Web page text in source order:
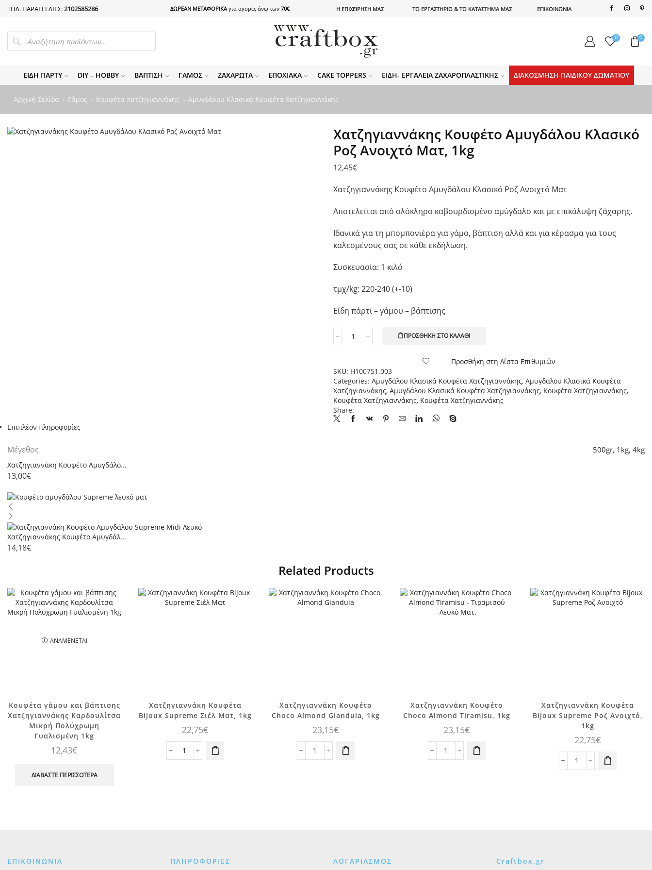
ΤΗΛ. ΠΑΡΑΓΓΕΛΙΕΣ:2102585286 ΔΩΡΕΑΝ ΜΕΤΑΦΟΡΙΚΑ για αγορές άνω των 70€ Η ΕΠΙΧΕΙΡΗΣΗ ΜΑΣ ΤΟ ΕΡΓΑΣΤΗΡΙΟ & ΤΟ ΚΑΤΑΣΤΗΜΑ ΜΑΣ ΕΠΙΚΟΙΝΩΝΙΑ
PRODUCTS
SEARCH 0 0
ΕΊΔΗ ΠΆΡΤΥ DIY – HOBBY ΒΆΠΤΙΣΗ ΓΆΜΟΣ ΖΑΧΑΡΩΤΆ ΕΠΟΧΙΑΚΆ CAKE TOPPERS ΕΊΔΗ- ΕΡΓΑΛΕΊΑ ΖΑΧΑΡΟΠΛΑΣΤΙΚΉΣ ΔΙΑΚΌΣΜΗΣΗ ΠΑΙΔΙΚΟΎ ΔΩΜΑΤΊΟΥ
Αρχική Σελίδα Γάμος Κουφέτα Χατζηγιαννάκης Αμυγδάλου Κλασικά Κουφέτα Χατζηγιαννάκης
Χατζηγιαννάκης Κουφέτο Αμυγδάλου Κλασικό
Ροζ Ανοιχτό Ματ, 1kg
12,45€
Χατζηγιαννάκης Κουφέτο Αμυγδάλου Κλασικό Ροζ Ανοιχτό Ματ
Αποτελείται από ολόκληρο καβουρδισμένο αμύγδαλο και με επικάλυψη ζάχαρης.
Ιδανικά για τη μπομπονιέρα για γάμο, βάπτιση αλλά και για κέρασμα για τους
καλεσμένους σας σε κάθε εκδήλωση.
Συσκευασία: 1 κιλό
τμχ/kg: 220-240 (+-10)
Είδη πάρτι – γάμου – βάπτισης
Χατζηγιαννάκης
Κλασικό
Ροζ
Ανοιχτό
Ματ,
1kg
ποσότητα
ΠΡΟΣΘΉΚΗ ΣΤΟ ΚΑΛΆΘΙ
Προσθήκη στη Λίστα Επιθυμιών
SKU: H100751.003
Categories: Αμυγδάλου Κλασικά Κουφέτα Χατζηγιαννάκης, Αμυγδάλου Κλασικά Κουφέτα
Χατζηγιαννάκης, Αμυγδάλου Κλασικά Κουφέτα Χατζηγιαννάκης, Κουφέτα Χατζηγιαννάκης,
Κουφέτα Χατζηγιαννάκης, Κουφέτα Χατζηγιαννάκης
Share:
Επιπλέον πληροφορίες
Μέγεθος 500gr, 1kg, 4kg
Χατζηγιαννάκη Κουφέτο Αμυγδάλο...
13,00€
Χατζηγιαννάκης Κουφέτο Αμυγδάλ...
14,18€
Related Products
ΑΝΑΜΈΝΕΤΑΙ
Κουφέτα γάμου και βάπτισης
Χατζηγιαννάκης Καρδουλίτσα
Μικρή Πολύχρωμη
Γυαλισμένη 1kg
12,43€
ΔΙΑΒΆΣΤΕ ΠΕΡΙΣΣΌΤΕΡΑ
Χατζηγιαννάκη Κουφέτα
Bijoux Supreme Σιέλ Ματ, 1kg
22,75€
Χατζηγιαννάκη
Χατζηγιαννάκη Κουφέτο
Choco Almond Gianduia, 1kg
23,15€
Χατζηγιαννάκη
Χατζηγιαννάκη Κουφέτο
Choco Almond Tiramisu, 1kg
23,15€
Χατζηγιαννάκη
Χατζηγιαννάκη Κουφέτα
Bijoux Supreme Ροζ Ανοιχτό,
1kg
22,75€
Χατζηγιαννάκη
ΕΠΙΚΟΙΝΩΝΙΑ ΠΛΗΡΟΦΟΡΙΕΣ ΛΟΓΑΡΙΑΣΜΟΣ Craftbox.gr